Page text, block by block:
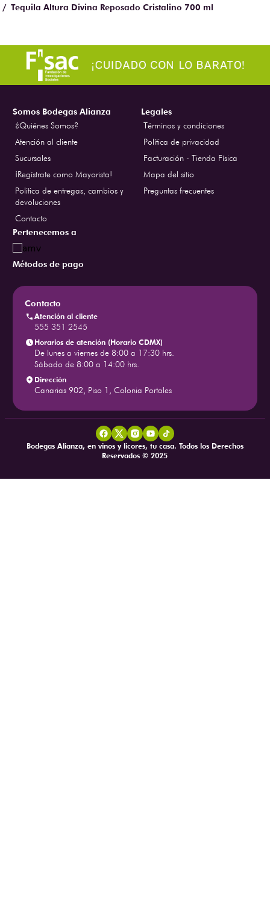
Tequila Altura Divina Reposado Cristalino 700 ml
Somos Bodegas Alianza
¿Quiénes Somos?
Atención al cliente
Sucursales
¡Regístrate como Mayorista!
Politica de entregas, cambios y
devoluciones
Contacto
Legales
Términos y condiciones
Política de privacidad
Facturación - Tienda Física
Mapa del sitio
Preguntas frecuentes
Pertenecemos a
Métodos de pago
Contacto
Atención al cliente
555 351 2545
Horarios de atención (Horario CDMX)
De lunes a viernes de 8:00 a 17:30 hrs.
Sábado de 8:00 a 14:00 hrs.
Dirección
Canarias 902, Piso 1, Colonia Portales
Bodegas Alianza, en vinos y licores, tu casa. Todos los Derechos
Reservados © 2025